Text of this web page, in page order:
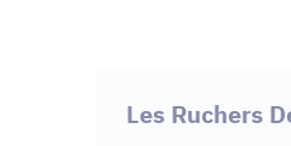
Les Ruchers